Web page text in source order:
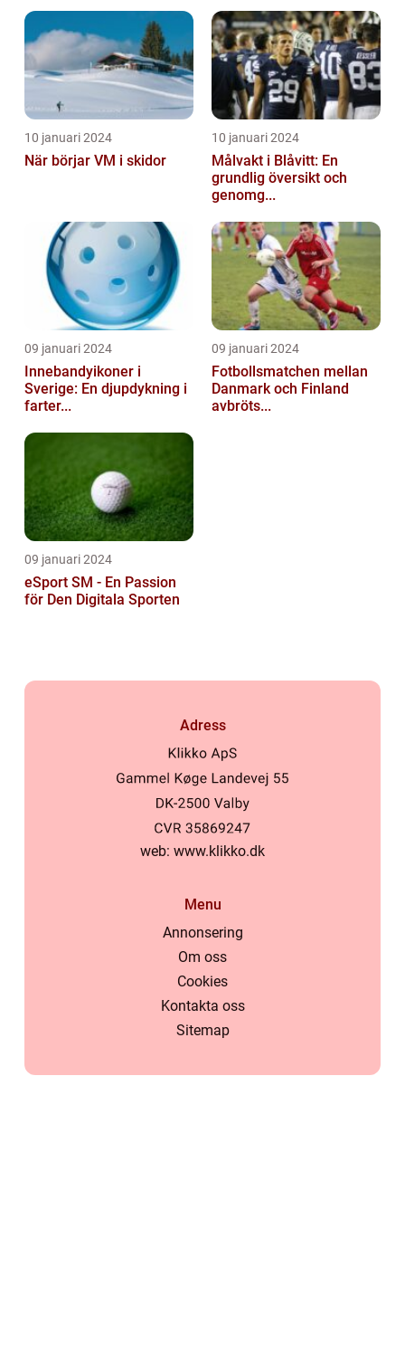
10 januari 2024
När börjar VM i skidor
10 januari 2024
Målvakt i Blåvitt: En
grundlig översikt och
genomg...
09 januari 2024
Innebandyikoner i
Sverige: En djupdykning i
farter...
09 januari 2024
Fotbollsmatchen mellan
Danmark och Finland
avbröts...
09 januari 2024
eSport SM - En Passion
för Den Digitala Sporten
Adress
web: www.klikko.dk
Menu
Annonsering
Om oss
Cookies
Kontakta oss
Sitemap